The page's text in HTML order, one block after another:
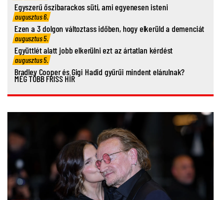
Egyszerű őszibarackos süti, ami egyenesen isteni
augusztus 6.
Ezen a 3 dolgon változtass időben, hogy elkerüld a demenciát
augusztus 5.
Együttlét alatt jobb elkerülni ezt az ártatlan kérdést
augusztus 5.
Bradley Cooper és Gigi Hadid gyűrűi mindent elárulnak?
MÉG TÖBB FRISS HÍR